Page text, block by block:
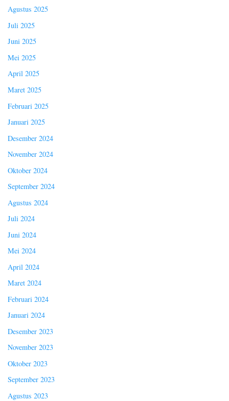
Agustus 2025
Juli 2025
Juni 2025
Mei 2025
April 2025
Maret 2025
Februari 2025
Januari 2025
Desember 2024
November 2024
Oktober 2024
September 2024
Agustus 2024
Juli 2024
Juni 2024
Mei 2024
April 2024
Maret 2024
Februari 2024
Januari 2024
Desember 2023
November 2023
Oktober 2023
September 2023
Agustus 2023